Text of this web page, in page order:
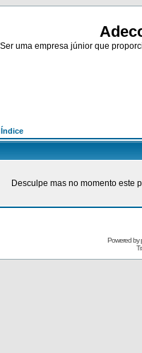
uma empresa júnior que
Desculpe mas no momento este
Powered by